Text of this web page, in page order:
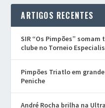
ARTIGOS RECENTES
SIR “Os Pimpões”
clube no Torneio
Pimpões Triatlo em
Peniche
André Rocha brilha na